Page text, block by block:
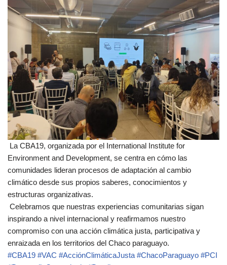
La CBA19, organizada por el International Institute for
Environment and Development, se centra en cómo las
comunidades lideran procesos de adaptación al cambio
climático desde sus propios saberes, conocimientos y
estructuras organizativas.
Celebramos que nuestras experiencias comunitarias sigan
inspirando a nivel internacional y reafirmamos nuestro
compromiso con una acción climática justa, participativa y
enraizada en los territorios del Chaco paraguayo.
#CBA19 #VAC #AcciónClimáticaJusta #ChacoParaguayo #PCI